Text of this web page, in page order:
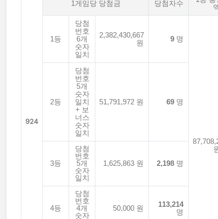
924
1게임당 당첨금 당첨자수
1등
당첨
번호
6개
숫자
일치
2,382,430,667
원
9 명
2등
당첨
번호
5개
숫자
일치
+ 보
너스
숫자
일치
51,791,972 원 69 명
3등
당첨
번호
5개
숫자
일치
1,625,863 원 2,198 명
4등
당첨
번호
4개
숫자
50,000 원
113,214
명